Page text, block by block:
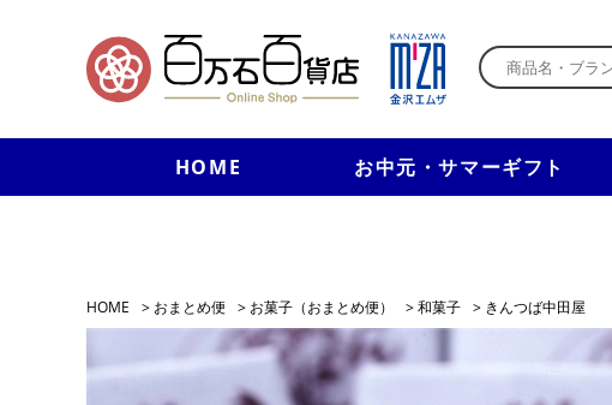
HOME お中元・サマーギフト
HOME > おまとめ便 > お菓子（おまとめ便） >和菓子 > きんつば中田屋